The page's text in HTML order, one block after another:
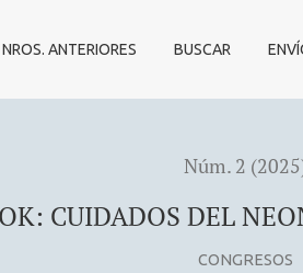
NROS. ANTERIORES BUSCAR
Núm. 2
CUIDADOS DEL
CONGRESOS